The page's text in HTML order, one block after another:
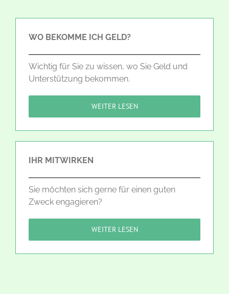
WO BEKOMME ICH GELD?
Wichtig für Sie zu wissen, wo Sie Geld und
Unterstützung bekommen.
WEITER LESEN
IHR MITWIRKEN
Sie möchten sich gerne für einen guten
Zweck engagieren?
WEITER LESEN